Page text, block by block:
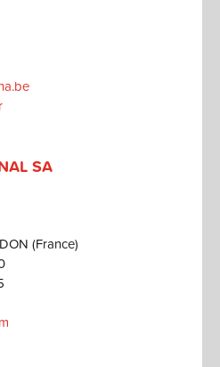
SA
(France)